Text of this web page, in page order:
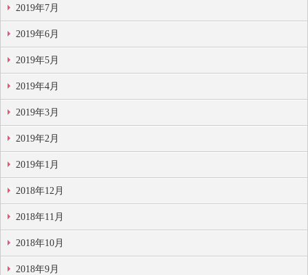
2019年7月
2019年6月
2019年5月
2019年4月
2019年3月
2019年2月
2019年1月
2018年12月
2018年11月
2018年10月
2018年9月